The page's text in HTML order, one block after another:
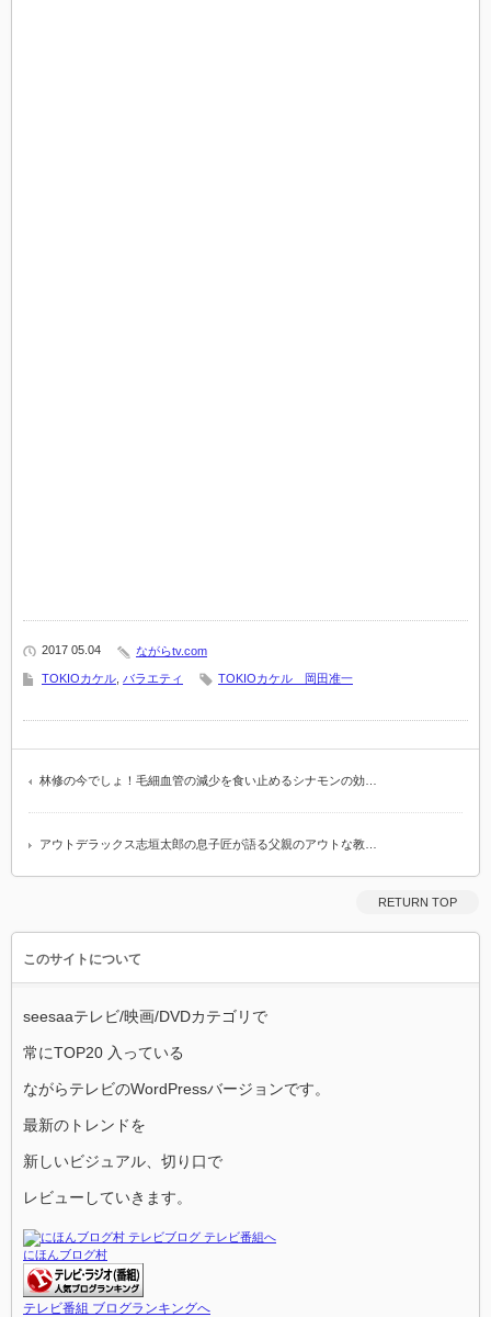
2017 05.04 ながらtv.com
TOKIOカケル バラエティ TOKIOカケル 岡田准一
林修の今でしょ！毛細血管の減少を食い止めるシナモンの効…
アウトデラックス志垣太郎の息子匠が語る父親のアウトな教…
RETURN TOP
このサイトについて
seesaaテレビ/映画/DVDカテゴリで
常にTOP20 入っている
ながらテレビのWordPressバージョンです。
最新のトレンドを
新しいビジュアル、切り口で
レビューしていきます。
にほんブログ村
テレビ番組 ブログランキングへ